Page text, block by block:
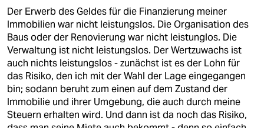
Der Erwerb des Geldes für die Finanzierung meiner
Immobilien war nicht leistungslos. Die Organisation des
Baus oder der Renovierung war nicht leistunglos. Die
Verwaltung ist nicht leistungslos. Der Wertzuwachs ist
auch nichts leistungslos - zunächst ist es der Lohn für
das Risiko, den ich mit der Wahl der Lage eingegangen
bin; sodann beruht zum einen auf dem Zustand der
Immobilie und ihrer Umgebung, die auch durch meine
Steuern erhalten wird. Und dann ist da noch das Risiko,